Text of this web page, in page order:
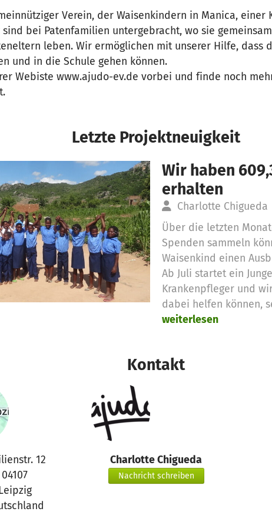
Verein, der Waisenkindern in Manica, einer
bei Patenfamilien untergebracht, wo sie
leben. Wir ermöglichen mit unserer Hilfe, dass
und in die Schule gehen können.
Webiste www.ajudo-ev.de vorbei und finde noch
Letzte Projektneuigkeit
Wir haben
erhalten
Charlotte Chigueda
Über die letzten
Spenden sammeln
Waisenkind einen
Ab Juli startet ein
Krankenpfleger und
dabei helfen können,
weiterlesen
Kontakt
12
04107
Charlotte Chigueda
Nachricht schreiben